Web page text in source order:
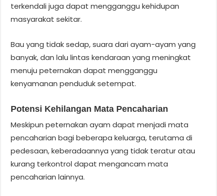
terkendali juga dapat mengganggu kehidupan
masyarakat sekitar.
Bau yang tidak sedap, suara dari ayam-ayam yang
banyak, dan lalu lintas kendaraan yang meningkat
menuju peternakan dapat mengganggu
kenyamanan penduduk setempat.
Potensi Kehilangan Mata Pencaharian
Meskipun peternakan ayam dapat menjadi mata
pencaharian bagi beberapa keluarga, terutama di
pedesaan, keberadaannya yang tidak teratur atau
kurang terkontrol dapat mengancam mata
pencaharian lainnya.